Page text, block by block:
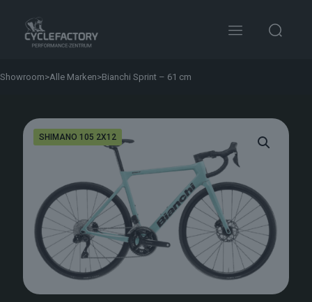
Showroom>Alle Marken>Bianchi Sprint – 61 cm
SHIMANO 105 2X12